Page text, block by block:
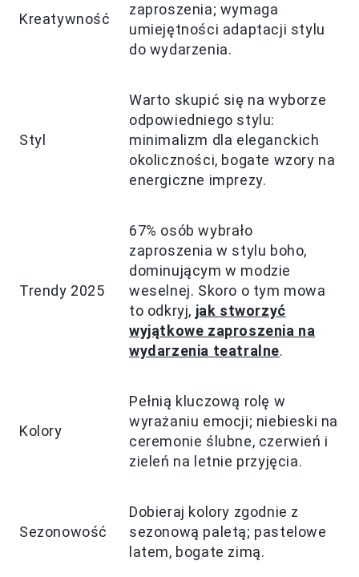
Kreatywność
zaproszenia; wymaga
umiejętności adaptacji stylu
do wydarzenia.
Styl
Warto skupić się na wyborze
odpowiedniego stylu:
minimalizm dla eleganckich
okoliczności, bogate wzory na
energiczne imprezy.
Trendy 2025
67% osób wybrało
zaproszenia w stylu boho,
dominującym w modzie
weselnej. Skoro o tym mowa
to odkryj, jak stworzyć
wyjątkowe zaproszenia na
wydarzenia teatralne.
Kolory
Pełnią kluczową rolę w
wyrażaniu emocji; niebieski na
ceremonie ślubne, czerwień i
zieleń na letnie przyjęcia.
Sezonowość
Dobieraj kolory zgodnie z
sezonową paletą; pastelowe
latem, bogate zimą.